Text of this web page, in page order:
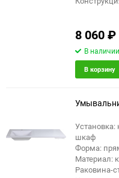
8 060₽
В наличии
В корзину
шкаф
Форма:
Материал:
Раковина-